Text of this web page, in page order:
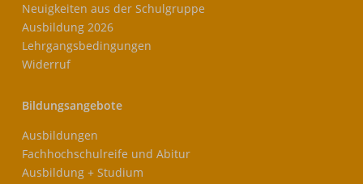
Neuigkeiten aus der Schulgruppe
Ausbildung 2026
Lehrgangsbedingungen
Widerruf
Bildungsangebote
Ausbildungen
Fachhochschulreife und Abitur
Ausbildung + Studium